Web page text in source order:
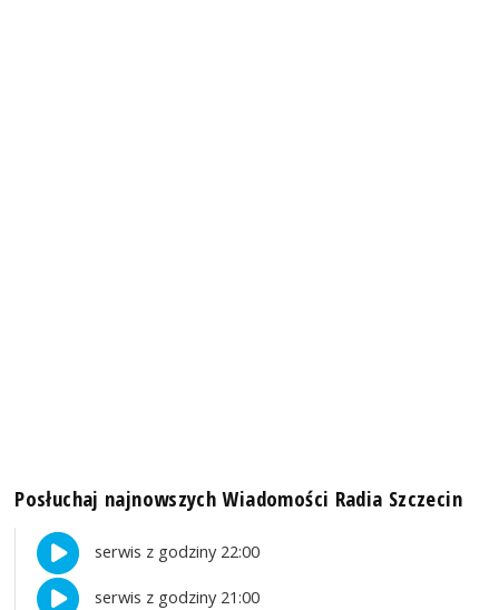
Posłuchaj najnowszych Wiadomości Radia Szczecin
serwis z godziny 22:00
serwis z godziny 21:00